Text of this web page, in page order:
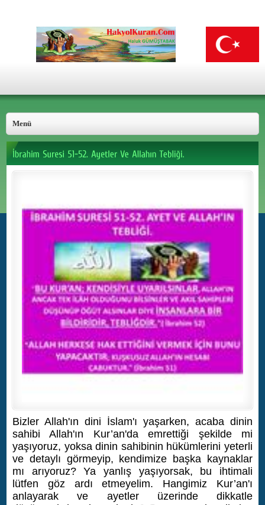
Bizler Allah'ın dini İslam'ı yaşarken, acaba dinin
sahibi Allah'ın Kur’an'da emrettiği şekilde mi
yaşıyoruz, yoksa dinin sahibinin hükümlerini yeterli
ve detaylı görmeyip, kendimize başka kaynaklar
mı arıyoruz? Ya yanlış yaşıyorsak, bu ihtimali
lütfen göz ardı etmeyelim. Hangimiz Kur’an'ı
anlayarak ve ayetler üzerinde dikkatle